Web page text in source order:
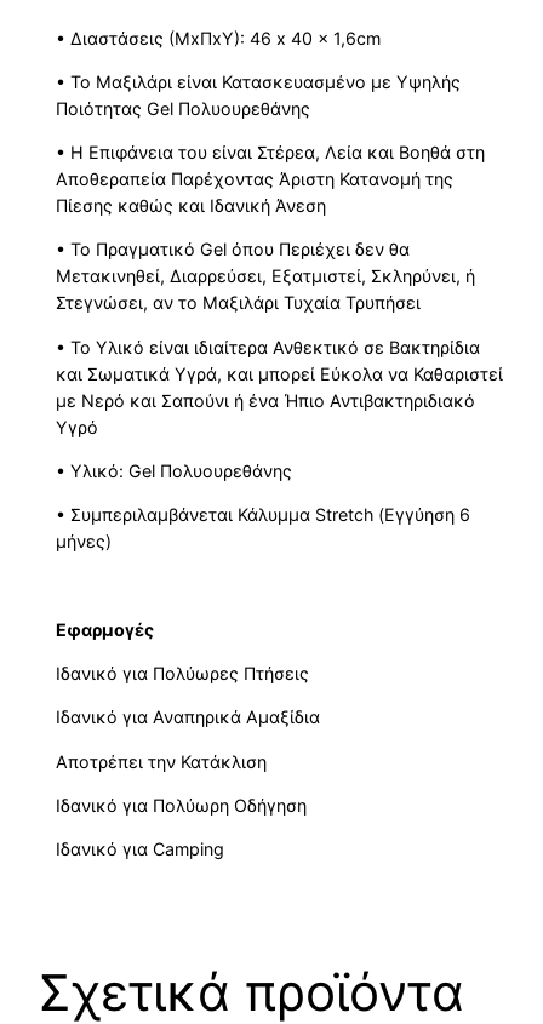
• Διαστάσεις (ΜxΠxΥ): 46 x 40 x 1,6cm
• Το Μαξιλάρι είναι Κατασκευασμένο με Υψηλής
Ποιότητας Gel Πολυουρεθάνης
• Η Επιφάνεια του είναι Στέρεα, Λεία και Βοηθά στη
Αποθεραπεία Παρέχοντας Άριστη Κατανομή της
Πίεσης καθώς και Ιδανική Άνεση
• Το Πραγματικό Gel όπου Περιέχει δεν θα
Μετακινηθεί, Διαρρεύσει, Εξατμιστεί, Σκληρύνει, ή
Στεγνώσει, αν το Μαξιλάρι Τυχαία Τρυπήσει
• Το Υλικό είναι ιδιαίτερα Ανθεκτικό σε Βακτηρίδια
και Σωματικά Υγρά, και μπορεί Εύκολα να Καθαριστεί
με Νερό και Σαπούνι ή ένα Ήπιο Αντιβακτηριδιακό
Υγρό
• Υλικό: Gel Πολυουρεθάνης
• Συμπεριλαμβάνεται Κάλυμμα Stretch (Εγγύηση 6
μήνες)
Εφαρμογές
Ιδανικό για Πολύωρες Πτήσεις
Ιδανικό για Αναπηρικά Αμαξίδια
Αποτρέπει την Κατάκλιση
Ιδανικό για Πολύωρη Οδήγηση
Ιδανικό για Camping
Σχετικά προϊόντα